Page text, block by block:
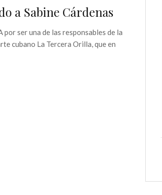
a Sabine Cárdenas
por ser una de las responsables de la
cubano La Tercera Orilla, que en